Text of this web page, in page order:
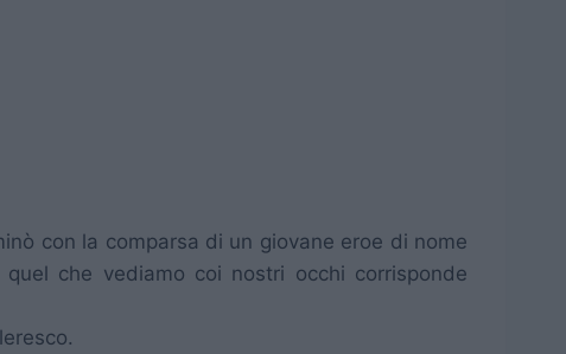
con la comparsa di un giovane eroe di nome
che vediamo coi nostri occhi corrisponde